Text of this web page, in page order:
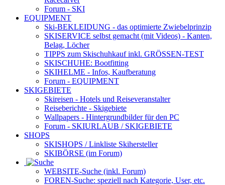
Forum - SKI
EQUIPMENT
Ski-BEKLEIDUNG - das optimierte Zwiebelprinzip
SKISERVICE selbst gemacht (mit Videos) - Kanten,
Belag, Löcher
TIPPS zum Skischuhkaufinkl. GRÖSSEN-TEST
SKISCHUHE: Bootfitting
SKIHELME - Infos, Kaufberatung
Forum - EQUIPMENT
SKIGEBIETE
Skireisen - Hotels und Reiseveranstalter
Reiseberichte - Skigebiete
Wallpapers - Hintergrundbilder für den PC
Forum - SKIURLAUB / SKIGEBIETE
SHOPS
SKISHOPS / Linkliste Skihersteller
SKIBÖRSE (im Forum)
WEBSITE-Suche (inkl. Forum)
FOREN-Suche: speziell nach Kategorie, User, etc.